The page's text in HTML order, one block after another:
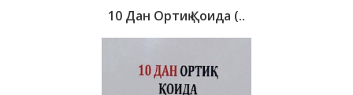
10 Дан Ортиқ Қоида (..